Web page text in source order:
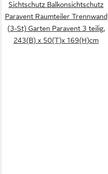
Sichtschutz Balkonsichtschutz
Paravent Raumteiler Trennwand
(3-St) Garten Paravent 3 teilig,
243(B) x 50(T)x 169(H)cm